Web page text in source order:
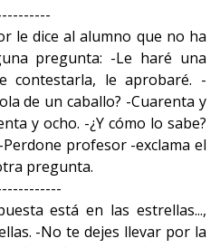
le dice al alumno que no ha
pregunta: -Le haré una
contestarla, le aprobaré. -
de un caballo? -Cuarenta y
y ocho. -¿Y cómo lo sabe?
profesor -exclama el
pregunta.
está en las estrellas...,
-No te dejes llevar por la